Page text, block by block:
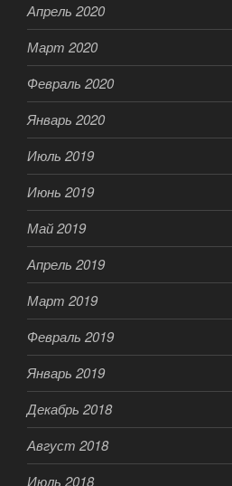
Апрель 2020
Март 2020
Февраль 2020
Январь 2020
Июль 2019
Июнь 2019
Май 2019
Апрель 2019
Март 2019
Февраль 2019
Январь 2019
Декабрь 2018
Август 2018
Июль 2018